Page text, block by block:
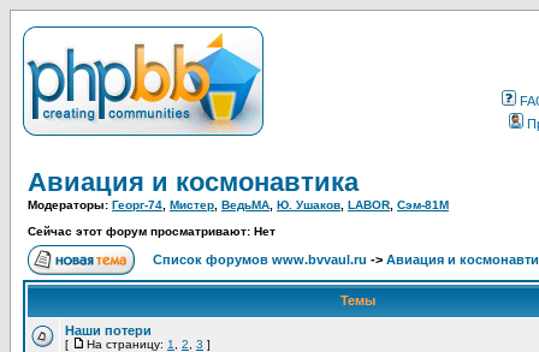
Авиация и космонавтика
Модераторы: Георг-74 Мистер ВедьМА Ю. Ушаков LABOR Сэм-81М
Сейчас этот форум просматривают: Нет
Список форумов www.bvvaul.ru -> Авиация и
Темы
Наши потери
[ На страницу: 1 2 3 ]